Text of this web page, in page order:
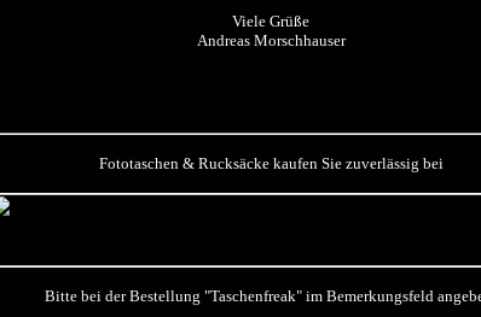
Viele Grüße
Andreas Morschhauser
Fototaschen & Rucksäcke kaufen Sie zuverlässig bei
Bitte bei der Bestellung "Taschenfreak" im Bemerkungsfeld